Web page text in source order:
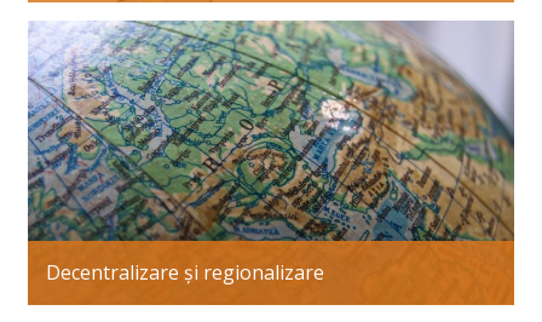
Decentralizare și regionalizare